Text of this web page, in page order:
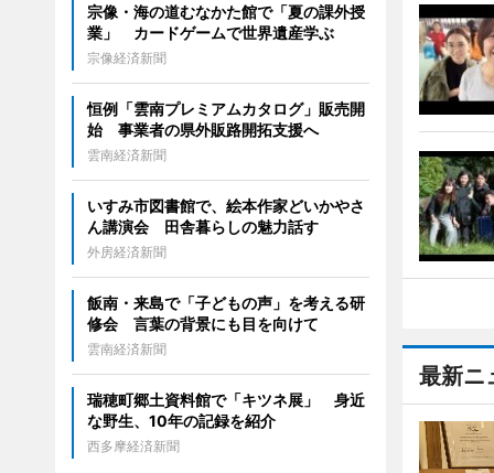
最新ニ
宗像・海の道むなかた館で「夏の課外授
業」 カードゲームで世界遺産学ぶ
宗像経済新聞
恒例「雲南プレミアムカタログ」販売開
始 事業者の県外販路開拓支援へ
雲南経済新聞
いすみ市図書館で、絵本作家どいかやさ
ん講演会 田舎暮らしの魅力話す
外房経済新聞
飯南・来島で「子どもの声」を考える研
修会 言葉の背景にも目を向けて
雲南経済新聞
瑞穂町郷土資料館で「キツネ展」 身近
な野生、10年の記録を紹介
西多摩経済新聞